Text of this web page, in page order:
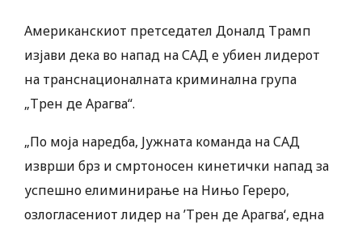
Американскиот претседател Доналд Трамп
изјави дека во напад на САД е убиен лидерот
на транснационалната криминална група
„Трен де Арагва“.
„По моја наредба, Јужната команда на САД
изврши брз и смртоносен кинетички напад за
успешно елиминирање на Нињо Гереро,
озлогласениот лидер на ’Трен де Арагва‘, една